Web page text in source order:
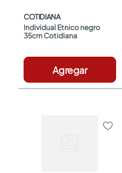
COTIDIANA
Individual Étnico negro
35cm Cotidiana
Agregar